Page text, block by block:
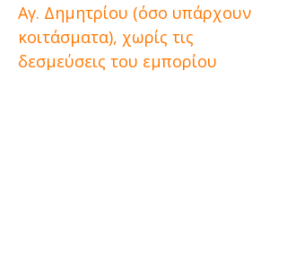
Αγ. Δημητρίου (όσο υπάρχουν
κοιτάσματα), χωρίς τις
δεσμεύσεις του εμπορίου